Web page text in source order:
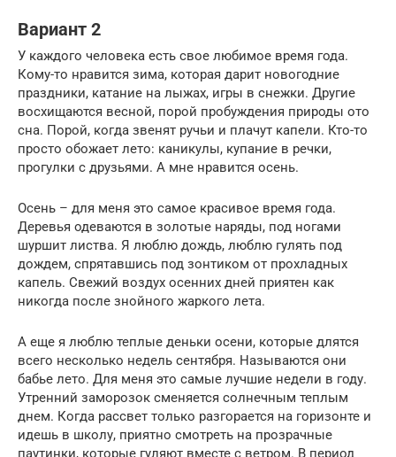
Вариант 2
У каждого человека есть свое любимое время года.
Кому-то нравится зима, которая дарит новогодние
праздники, катание на лыжах, игры в снежки. Другие
восхищаются весной, порой пробуждения природы ото
сна. Порой, когда звенят ручьи и плачут капели. Кто-то
просто обожает лето: каникулы, купание в речки,
прогулки с друзьями. А мне нравится осень.
Осень – для меня это самое красивое время года.
Деревья одеваются в золотые наряды, под ногами
шуршит листва. Я люблю дождь, люблю гулять под
дождем, спрятавшись под зонтиком от прохладных
капель. Свежий воздух осенних дней приятен как
никогда после знойного жаркого лета.
А еще я люблю теплые деньки осени, которые длятся
всего несколько недель сентября. Называются они
бабье лето. Для меня это самые лучшие недели в году.
Утренний заморозок сменяется солнечным теплым
днем. Когда рассвет только разгорается на горизонте и
идешь в школу, приятно смотреть на прозрачные
паутинки, которые гуляют вместе с ветром. В период